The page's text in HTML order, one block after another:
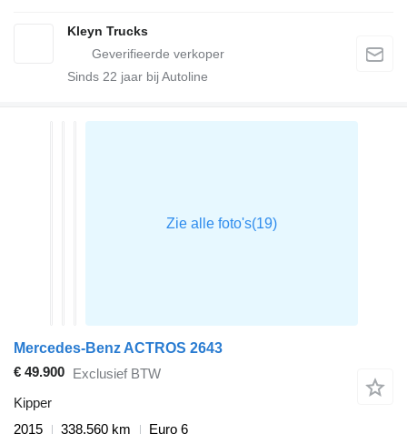
Kleyn Trucks
Sinds 22 jaar bij Autoline
Mercedes-Benz ACTROS 2643
€ 49.900 Exclusief BTW
Kipper
2015
338.560 km
Euro 6